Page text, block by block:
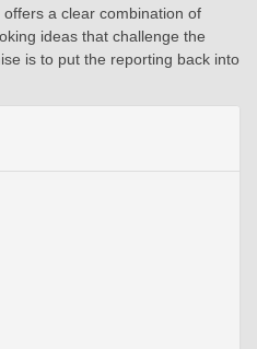
a clear combination of
ideas that challenge the
is to put the reporting back into